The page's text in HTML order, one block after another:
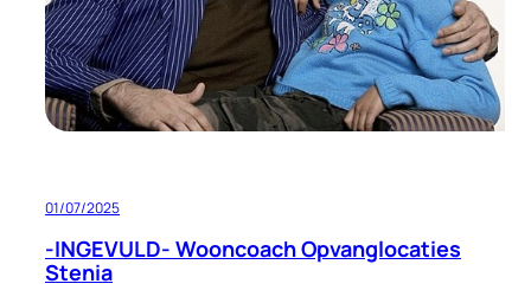
01/07/2025
-INGEVULD- Wooncoach Opvanglocaties
Stenia